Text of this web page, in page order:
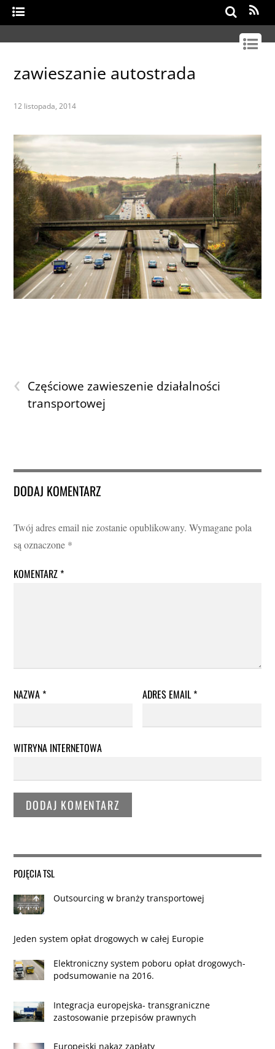
zawieszanie autostrada
12 listopada, 2014
‹ Częściowe zawieszenie działalności
transportowej
DODAJ KOMENTARZ
Twój adres email nie zostanie opublikowany. Wymagane pola
są oznaczone *
KOMENTARZ*
NAZWA* ADRES EMAIL*
WITRYNA INTERNETOWA
POJĘCIA TSL
Outsourcing w branży transportowej
Jeden system opłat drogowych w całej Europie
Elektroniczny system poboru opłat drogowych-
podsumowanie na 2016.
Integracja europejska- transgraniczne
zastosowanie przepisów prawnych
Europejski nakaz zapłaty